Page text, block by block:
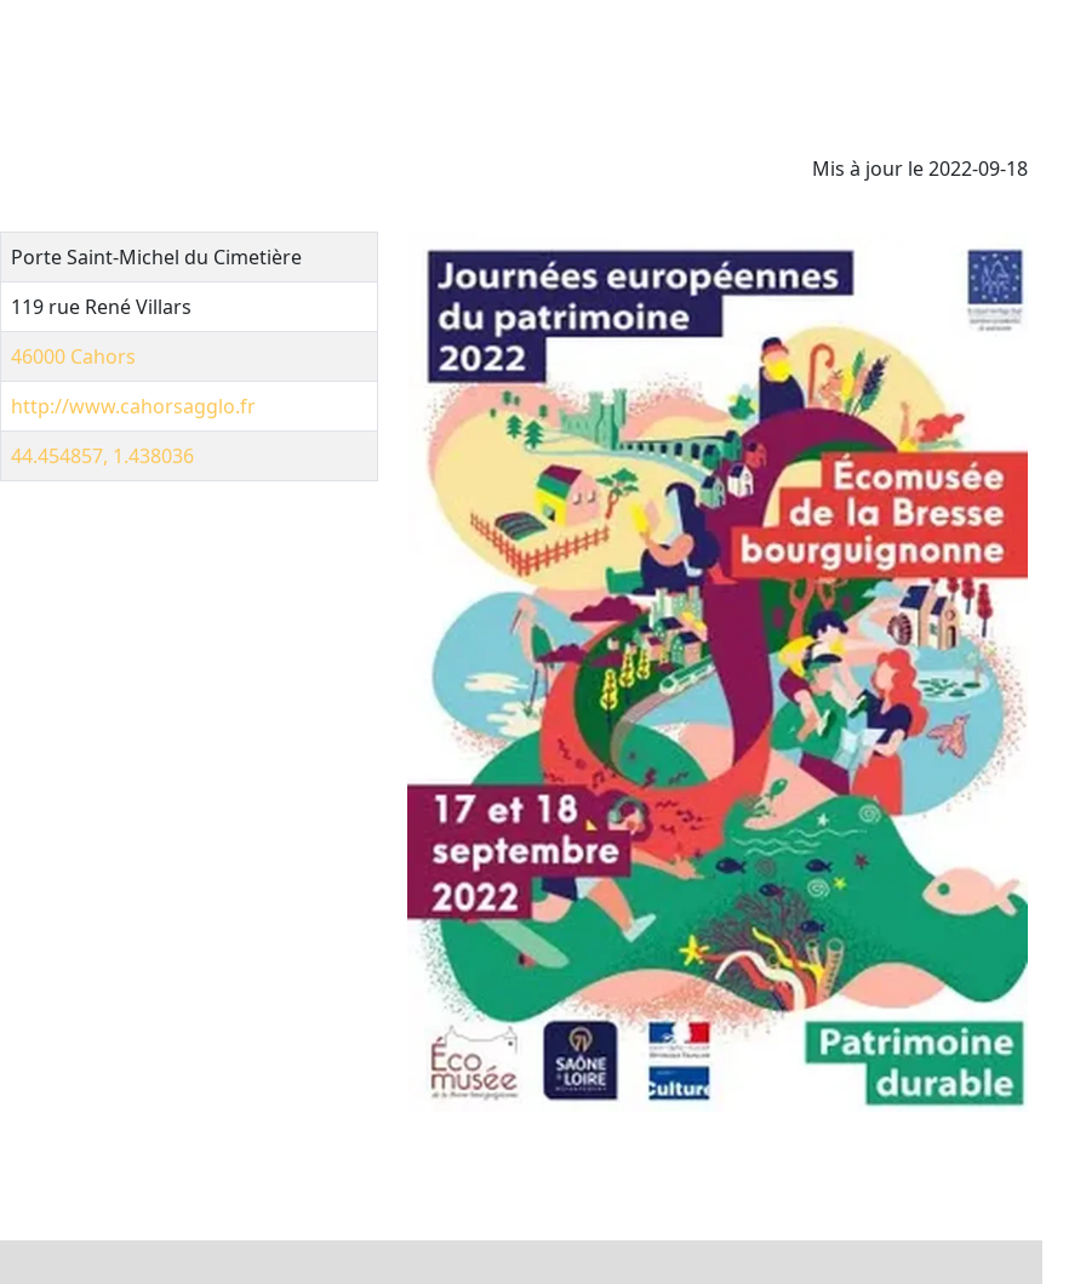
Mis à jour le 2022-09-18
Porte Saint-Michel du Cimetière
119 rue René Villars
46000 Cahors
http://www.cahorsagglo.fr
44.454857, 1.438036